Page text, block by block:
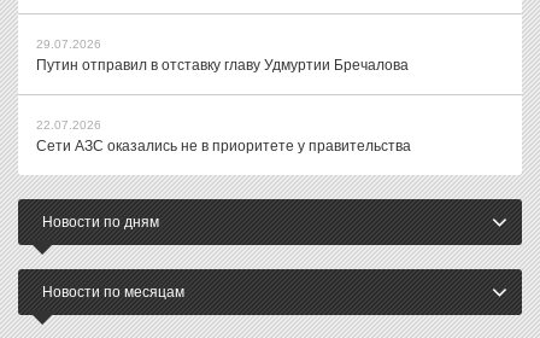
29.07.2026
Путин отправил в отставку главу Удмуртии Бречалова
22.07.2026
Сети АЗС оказались не в приоритете у правительства
Новости по дням
Новости по месяцам